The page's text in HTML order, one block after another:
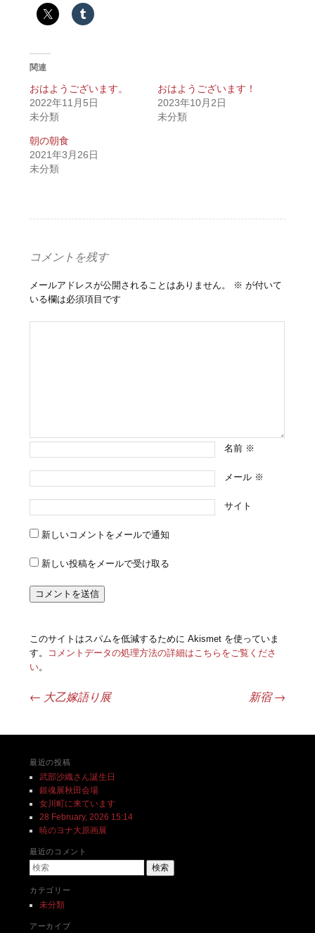
関連
おはようございます。
2022年11月5日
未分類
おはようございます！
2023年10月2日
未分類
朝の朝食
2021年3月26日
未分類
コメントを残す
メールアドレスが公開されることはありません。 ※ が付いて
いる欄は必須項目です
名前 ※
メール ※
サイト
新しいコメントをメールで通知
新しい投稿をメールで受け取る
このサイトはスパムを低減するために Akismet を使っていま
す。
コメントデータの処理方法の詳細はこちらをご覧くださ
い。
投稿ナビゲーション
← 大乙嫁語り展 新宿→
最近の投稿
武部沙織さん誕生日
銀魂展秋田会場
女川町に来ています
28 February, 2026 15:14
暁のヨナ大原画展
最近のコメント
検索
カテゴリー
未分類
アーカイブ